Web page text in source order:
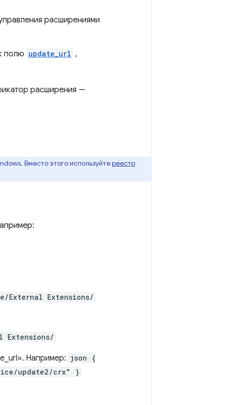
расширениями
полю update_url ,
расширения —
Вместо этого используйтереестр
External Extensions/
Extensions/
Например: json {
update2/crx" }